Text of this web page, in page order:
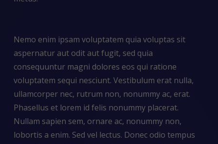
Nemo enim ipsam voluptatem quia voluptas sit
aspernatur aut odit aut fugit, sed quia
consequuntur magni dolores eos qui ratione
voluptatem sequi nesciunt. Vestibulum erat nulla,
ullamcorper nec, rutrum non, nonummy ac, erat.
Phasellus et lorem id felis nonummy placerat.
Nullam sapien sem, ornare ac, nonummy non,
lobortis a enim. Sed vel lectus. Donec odio tempus